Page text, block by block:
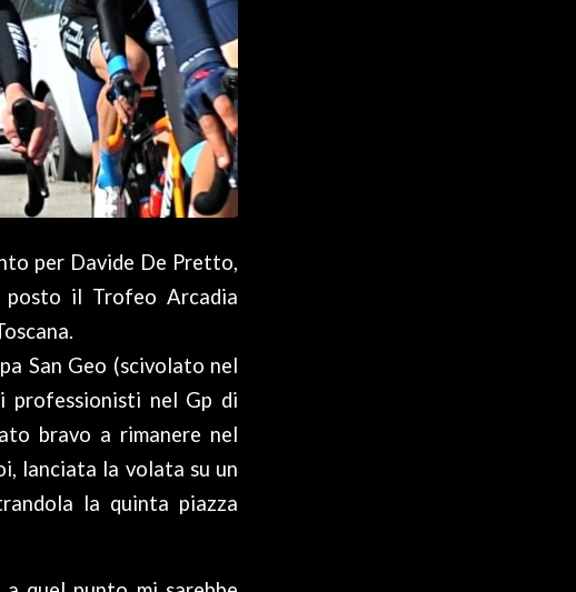
per Davide De Pretto,
il Trofeo Arcadia
San Geo (scivolato nel
professionisti nel Gp di
bravo a rimanere nel
lanciata la volata su un
la quinta piazza